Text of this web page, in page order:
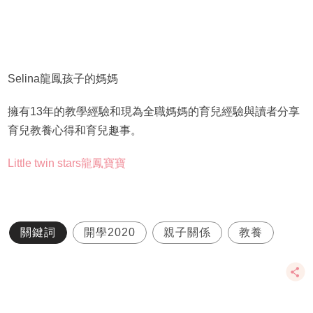
Selina龍鳳孩子的媽媽
擁有13年的教學經驗和現為全職媽媽的育兒經驗與讀者分享
育兒教養心得和育兒趣事。
Little twin stars龍鳳寶寶
關鍵詞 開學2020 親子關係 教養